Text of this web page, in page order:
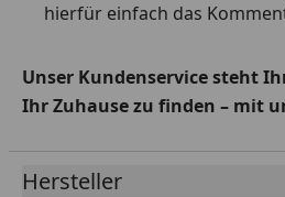
hierfür einfach das
Unser Kundenservice steht
Ihr Zuhause zu finden – mit
Hersteller